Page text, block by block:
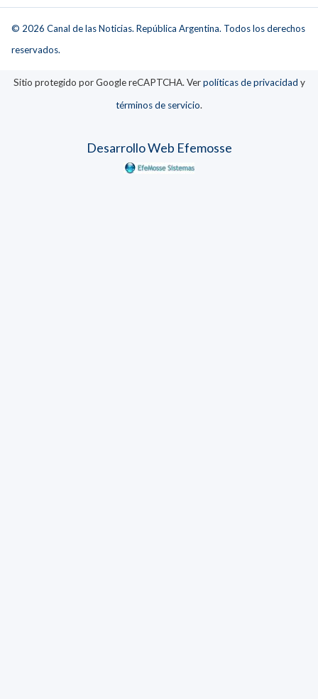
© 2026 Canal de las Noticias. República Argentina. Todos los derechos
reservados.
Sitio protegido por Google reCAPTCHA. Verpolíticas de privacidad y
términos de servicio.
Desarrollo Web Efemosse